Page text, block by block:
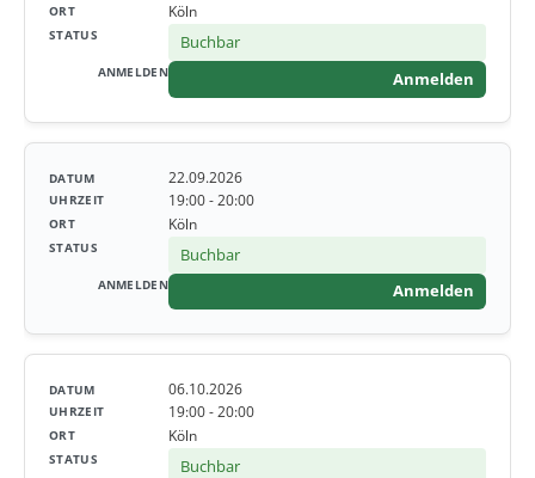
Köln
Buchbar
Anmelden
22.09.2026
19:00 - 20:00
Köln
Buchbar
Anmelden
06.10.2026
19:00 - 20:00
Köln
Buchbar